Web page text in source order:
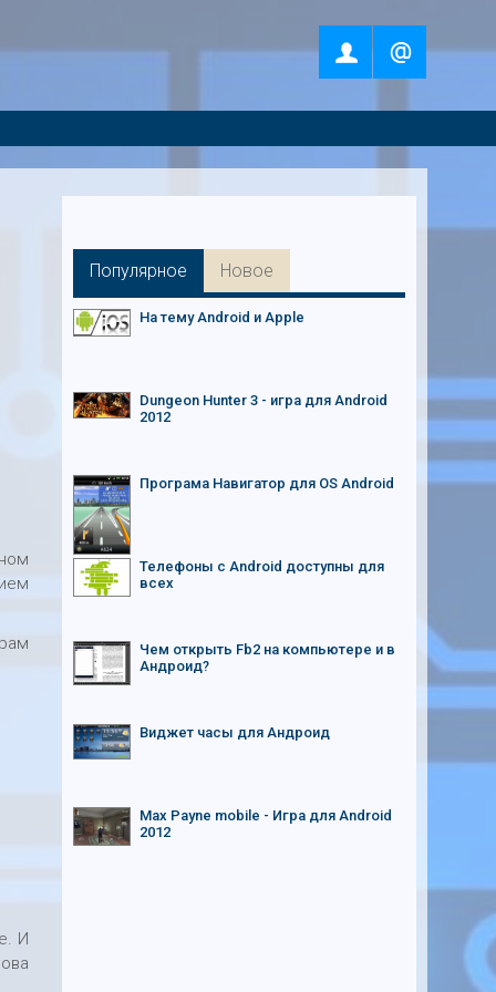
И
Популярное Новое
На тему Android и Apple
Dungeon Hunter 3 - игра для Android
2012
Програма Навигатор для OS Android
Телефоны с Android доступны для
всех
Чем открыть Fb2 на компьютере и в
Андроид?
Виджет часы для Андроид
Max Payne mobile - Игра для Android
2012